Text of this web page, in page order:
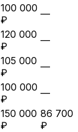
100 000
₽
—
120 000
₽
—
105 000
₽
—
100 000
₽
—
150 000
₽
86 700
₽